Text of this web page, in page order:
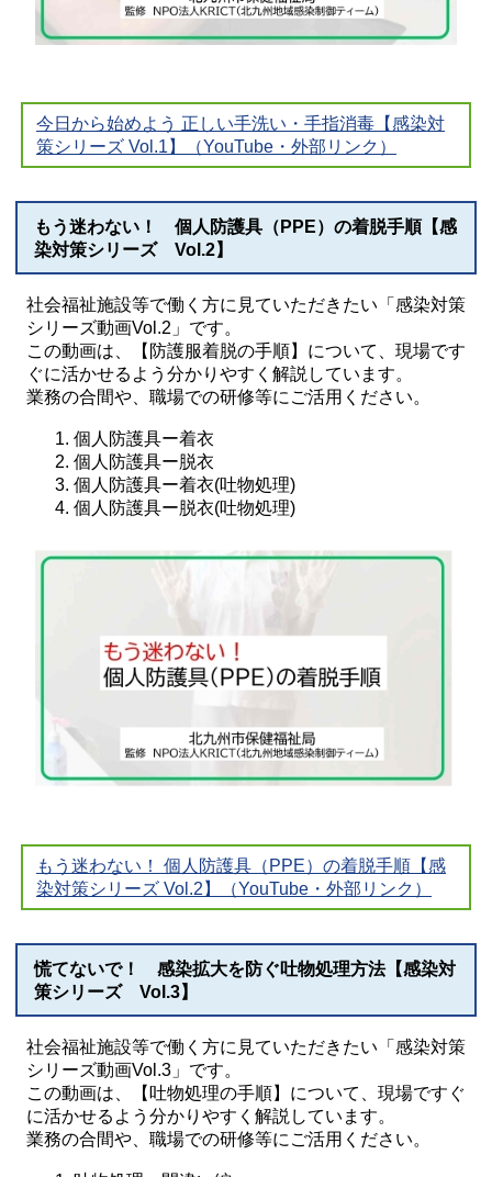
今日から始めよう 正しい手洗い・手指消毒【感染対
策シリーズ Vol.1】（YouTube・外部リンク）
もう迷わない！ 個人防護具（PPE）の着脱手順【感
染対策シリーズ Vol.2】
社会福祉施設等で働く方に見ていただきたい「感染対策
シリーズ動画Vol.2」です。
この動画は、【防護服着脱の手順】について、現場です
ぐに活かせるよう分かりやすく解説しています。
業務の合間や、職場での研修等にご活用ください。
個人防護具ー着衣
個人防護具ー脱衣
個人防護具ー着衣(吐物処理)
個人防護具ー脱衣(吐物処理)
もう迷わない！ 個人防護具（PPE）の着脱手順【感
染対策シリーズ Vol.2】（YouTube・外部リンク）
慌てないで！ 感染拡大を防ぐ吐物処理方法【感染対
策シリーズ Vol.3】
社会福祉施設等で働く方に見ていただきたい「感染対策
シリーズ動画Vol.3」です。
この動画は、【吐物処理の手順】について、現場ですぐ
に活かせるよう分かりやすく解説しています。
業務の合間や、職場での研修等にご活用ください。